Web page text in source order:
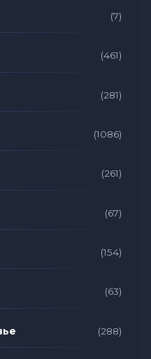
(7)
(461)
(281)
(1086)
(261)
(67)
(154)
(63)
(288)